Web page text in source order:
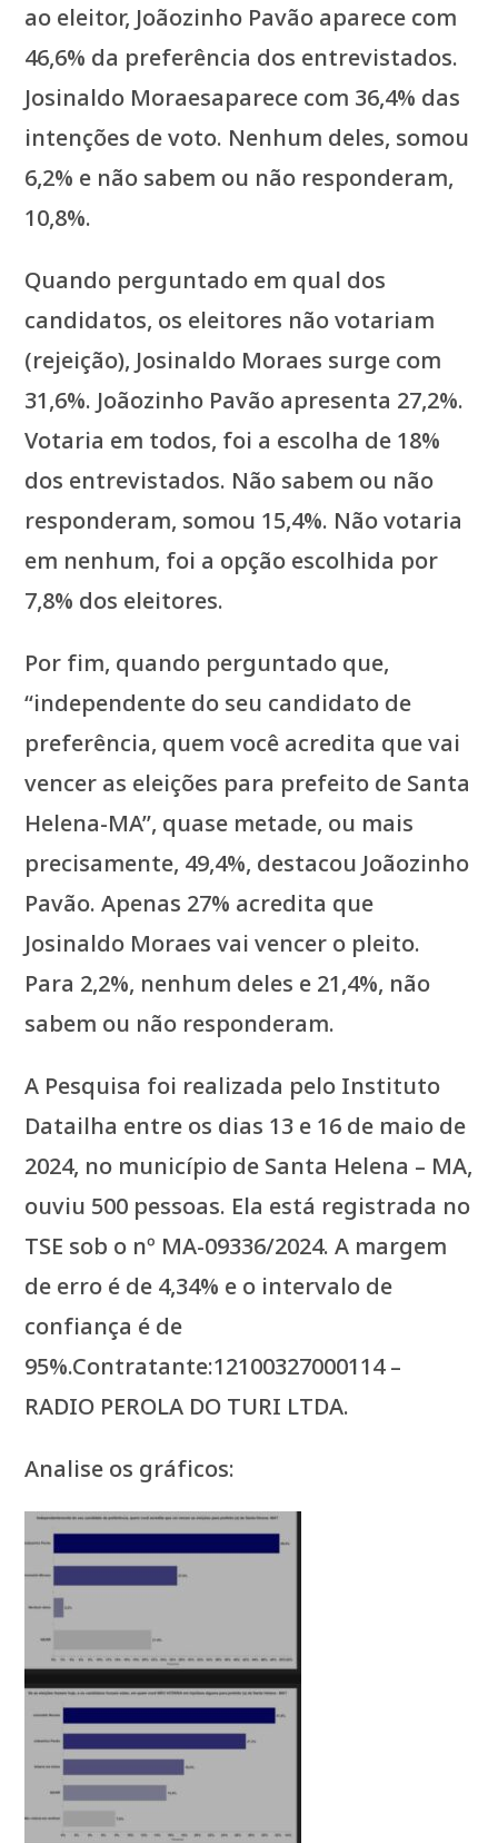
ao eleitor, Joãozinho Pavão aparece com
46,6% da preferência dos entrevistados.
Josinaldo Moraesaparece com 36,4% das
intenções de voto. Nenhum deles, somou
6,2% e não sabem ou não responderam,
10,8%.
Quando perguntado em qual dos
candidatos, os eleitores não votariam
(rejeição), Josinaldo Moraes surge com
31,6%. Joãozinho Pavão apresenta 27,2%.
Votaria em todos, foi a escolha de 18%
dos entrevistados. Não sabem ou não
responderam, somou 15,4%. Não votaria
em nenhum, foi a opção escolhida por
7,8% dos eleitores.
Por fim, quando perguntado que,
“independente do seu candidato de
preferência, quem você acredita que vai
vencer as eleições para prefeito de Santa
Helena-MA”, quase metade, ou mais
precisamente, 49,4%, destacou Joãozinho
Pavão. Apenas 27% acredita que
Josinaldo Moraes vai vencer o pleito.
Para 2,2%, nenhum deles e 21,4%, não
sabem ou não responderam.
A Pesquisa foi realizada pelo Instituto
Datailha entre os dias 13 e 16 de maio de
2024, no município de Santa Helena – MA,
ouviu 500 pessoas. Ela está registrada no
TSE sob o nº MA-09336/2024. A margem
de erro é de 4,34% e o intervalo de
confiança é de
95%.Contratante:12100327000114 –
RADIO PEROLA DO TURI LTDA.
Analise os gráficos: